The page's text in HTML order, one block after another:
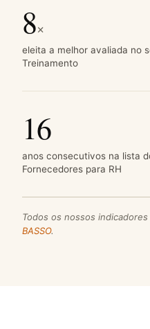
8×
eleita a melhor avaliada no
Treinamento
16
anos consecutivos na lista
Fornecedores para RH
Todos os nossos
BASSO.